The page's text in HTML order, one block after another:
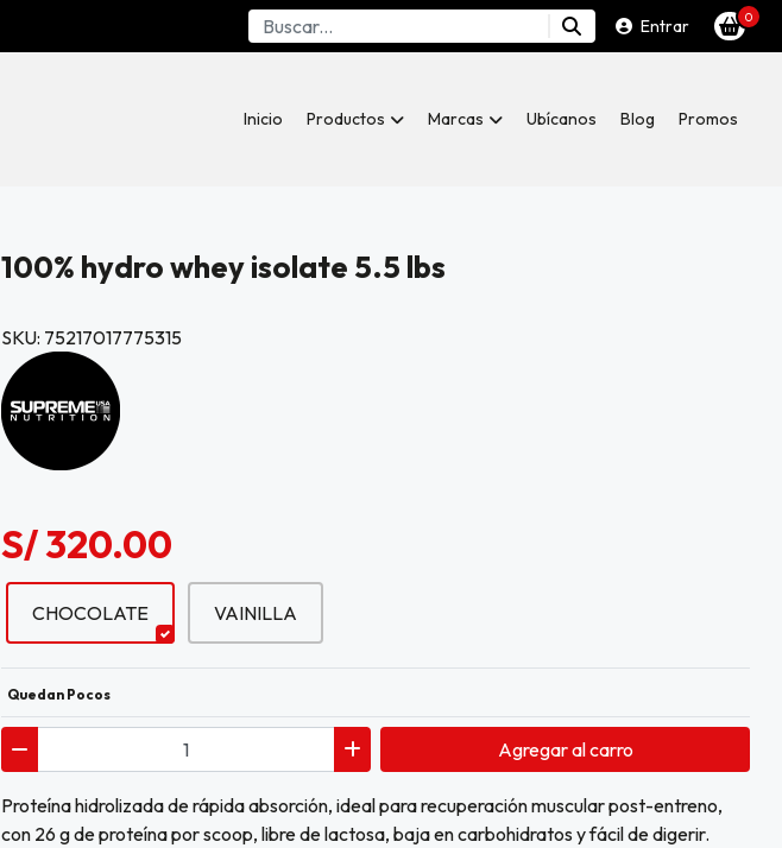
Entrar 0
Inicio Productos Marcas Ubícanos Blog Promos
100% hydro whey isolate 5.5 lbs
SKU: 75217017775315
S/ 320.00
CHOCOLATE VAINILLA
Quedan Pocos
Agregaral carro
Proteína hidrolizada de rápida absorción, ideal para recuperación muscular post-entreno,
con 26 g de proteína por scoop, libre de lactosa, baja en carbohidratos y fácil de digerir.